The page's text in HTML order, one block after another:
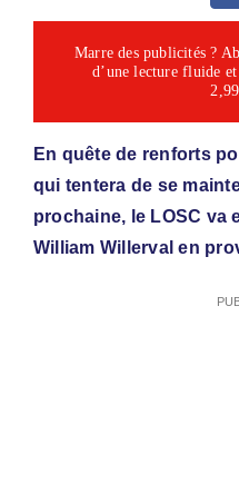
Marre des publicités ?
d’une lecture fluide
En quête de renforts
qui tentera de se
prochaine, le LOSC va
William Willerval en